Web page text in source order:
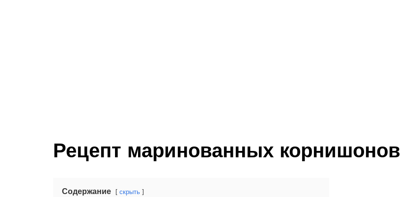
Рецепт маринованных корнишонов
Содержание скрыть